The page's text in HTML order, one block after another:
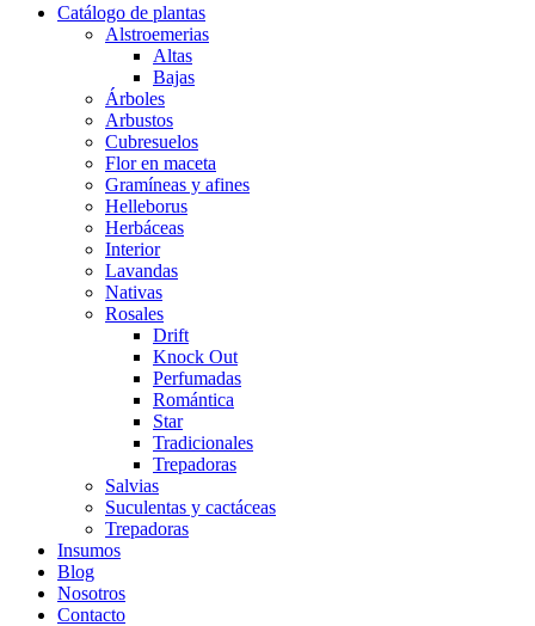
Catálogo de plantas
Alstroemerias
Altas
Bajas
Árboles
Arbustos
Cubresuelos
Flor en maceta
Gramíneas y afines
Helleborus
Herbáceas
Interior
Lavandas
Nativas
Rosales
Drift
Knock Out
Perfumadas
Romántica
Star
Tradicionales
Trepadoras
Salvias
Suculentas y cactáceas
Trepadoras
Insumos
Blog
Nosotros
Contacto